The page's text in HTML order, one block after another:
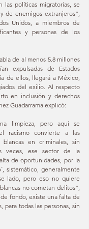
las políticas migratorias, se
de enemigos extranjeros”,
Unidos, a miembros de
y personas de los
de al menos 5.8 millones
expulsadas de Estados
de ellos, llegará a México,
del exilio. Al respecto
en inclusión y derechos
Guadarrama explicó:
limpieza, pero aquí se
racismo convierte a las
en criminales, sin
veces, ese sector de la
de oportunidades, por la
sistemático, generalmente
lado, pero eso no quiere
no cometan delitos”,
fondo, existe una falta de
para todas las personas, sin